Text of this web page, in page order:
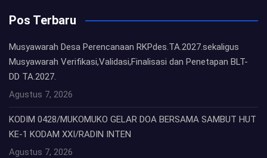
Pos Terbaru
Musyawarah Desa Perencanaan RKPdes.TA.2027.sekaligus
Musyawarah Verifikasi,Validasi,Finalisasi dan Penetapan BLT-
DD TA.2027.
Agustus 7, 2026
KODIM 0428/MUKOMUKO GELAR DOA BERSAMA SAMBUT HUT
KE-1 KODAM XXI/RADIN INTEN
Agustus 7, 2026